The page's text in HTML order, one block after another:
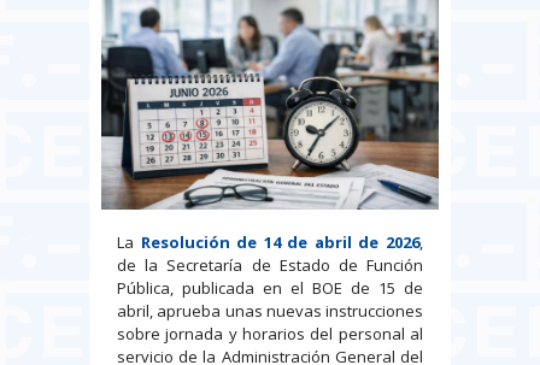
La Resolución de 14 de abril de 2026,
de la Secretaría de Estado de Función
Pública, publicada en el BOE de 15 de
abril, aprueba unas nuevas instrucciones
sobre jornada y horarios del personal al
servicio de la Administración General del